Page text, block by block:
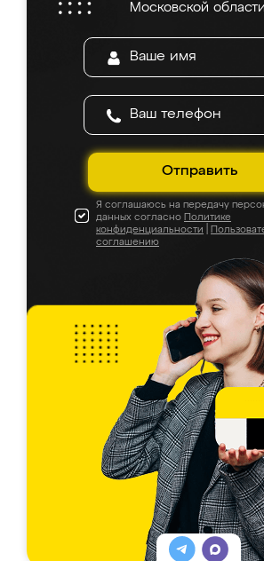
Московской
Отправить
Я соглашаюсь на передачу
данных согласно Политике
конфиденциальности
соглашению